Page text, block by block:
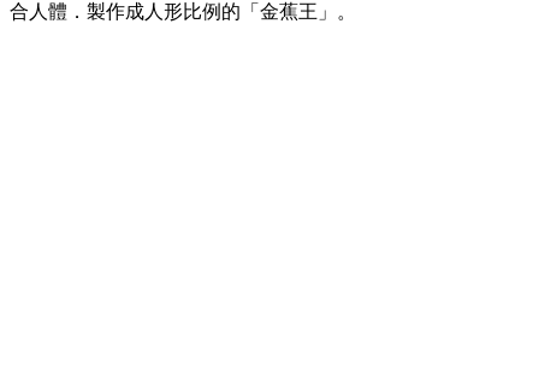
合人體．製作成人形比例的「金蕉王」。